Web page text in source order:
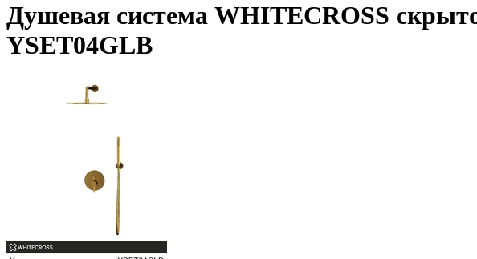
Душевая система WHITECROSS
YSET04GLB